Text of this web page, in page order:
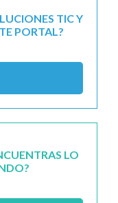
TIC Y
PORTAL?
LO